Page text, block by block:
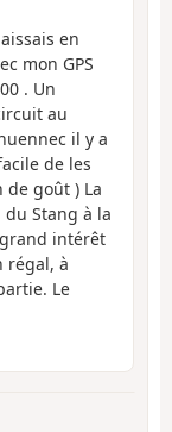
en
mon GPS
. Un
au
il y a
de les
goût ) La
Stang à la
intérêt
régal, à
Le